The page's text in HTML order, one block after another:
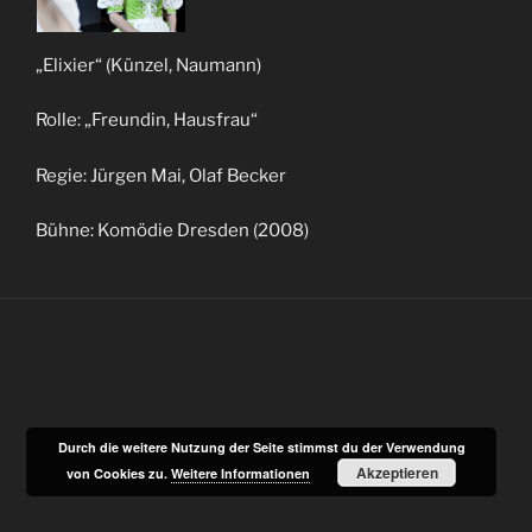
„Elixier“ (Künzel, Naumann)
Rolle: „Freundin, Hausfrau“
Regie: Jürgen Mai, Olaf Becker
Bühne: Komödie Dresden (2008)
Durch die weitere Nutzung der Seite stimmst du der Verwendung
von Cookies zu.Weitere Informationen Akzeptieren